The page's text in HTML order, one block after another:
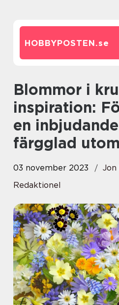
HOBBYPOSTEN.se
Blommor i kruka ute
inspiration:
en
färgglad
03 november 2023
Jon
Redaktionel